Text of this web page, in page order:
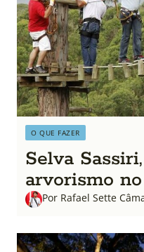
O QUE FAZER
Selva
arvorismo
Por Rafael Sette